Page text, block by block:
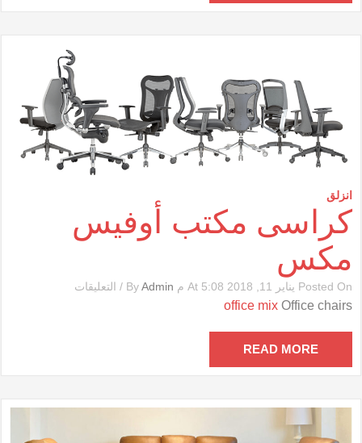
انزلق
كراسى مكتب أوفيس
مكس
Posted On يناير 11, 2018 At 5:08 م By Admin
/ التعليقات
office mixOffice chairs
READ MORE